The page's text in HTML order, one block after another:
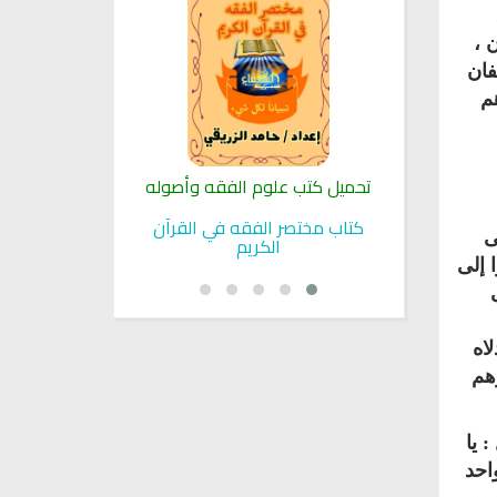
،
إلى
يا
تحميل كتب علوم الفقه وأصوله
كتاب مختصر الفقه في القرآن
الكريم